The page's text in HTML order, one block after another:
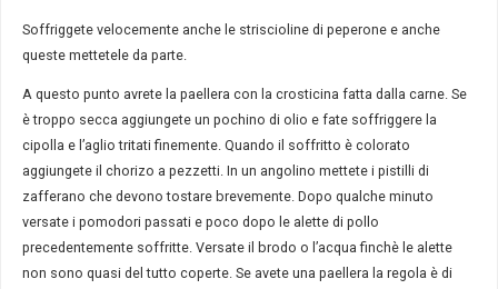
Soffriggete velocemente anche le striscioline di peperone e anche
queste mettetele da parte.
A questo punto avrete la paellera con la crosticina fatta dalla carne. Se
è troppo secca aggiungete un pochino di olio e fate soffriggere la
cipolla e l’aglio tritati finemente. Quando il soffritto è colorato
aggiungete il chorizo a pezzetti. In un angolino mettete i pistilli di
zafferano che devono tostare brevemente. Dopo qualche minuto
versate i pomodori passati e poco dopo le alette di pollo
precedentemente soffritte. Versate il brodo o l’acqua finchè le alette
non sono quasi del tutto coperte. Se avete una paellera la regola è di